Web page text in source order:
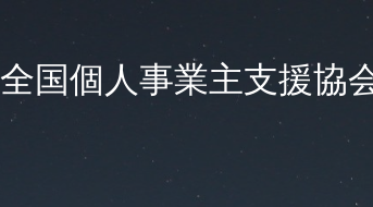
全国個人事業主支援協